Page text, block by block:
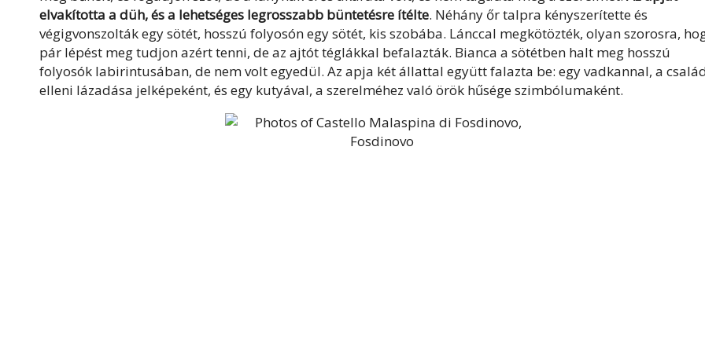
elvakította a düh, és a lehetséges legrosszabb büntetésre ítélte. Néhány őr talpra kényszerítette és
végigvonszolták egy sötét, hosszú folyosón egy sötét, kis szobába. Lánccal megkötözték, olyan szorosra,
pár lépést meg tudjon azért tenni, de az ajtót téglákkal befalazták. Bianca a sötétben halt meg hosszú
folyosók labirintusában, de nem volt egyedül. Az apja két állattal együtt falazta be: egy vadkannal, a
elleni lázadása jelképeként, és egy kutyával, a szerelméhez való örök hűsége szimbólumaként.